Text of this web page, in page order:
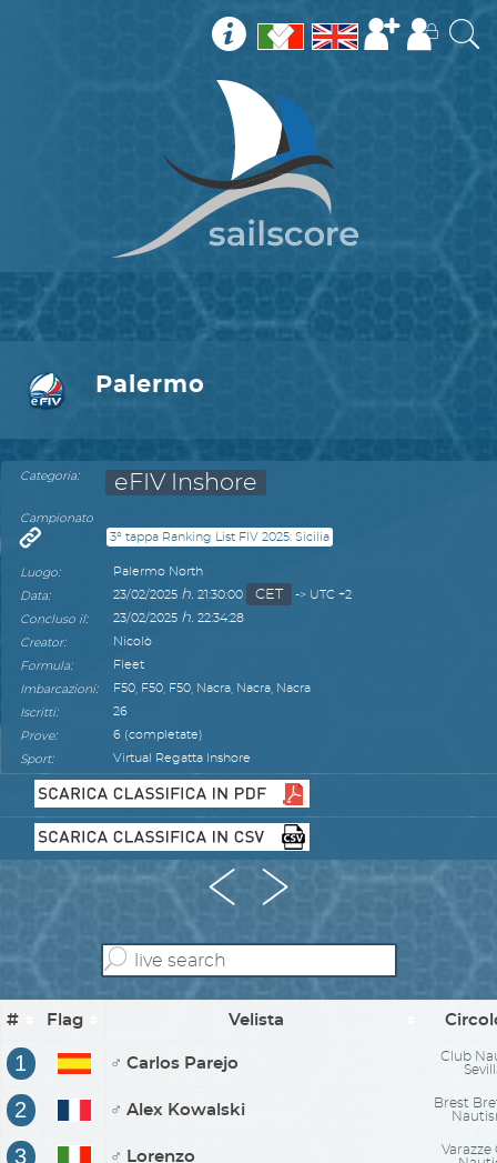
Palermo
Categoria eFIV Inshore
Campionato
3° tappa Ranking List FIV 2025: Sicilia
Luogo
Palermo North
Data
23/02/2025 h. 21:30:00 CET
-> UTC +2
Concluso il: 23/02/2025 h. 22:34:28
Creator:
Nicolò
Formula
Fleet
Imbarcazioni:
F50, F50, F50, Nacra, Nacra, Nacra
Iscritti:
26
Prove:
6 (completate)
Sport: Virtual Regatta Inshore